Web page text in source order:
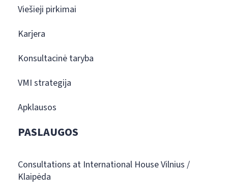
Viešieji pirkimai
Karjera
Konsultacinė taryba
VMI strategija
Apklausos
PASLAUGOS
Consultations at International House Vilnius /
Klaipėda